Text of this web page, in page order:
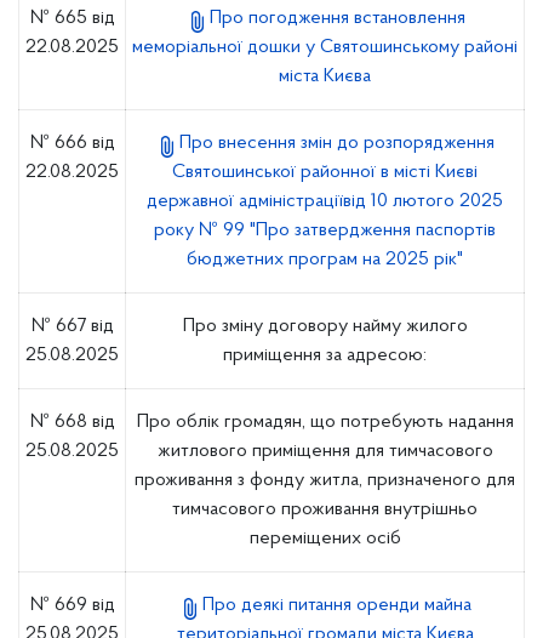
№ 665 від
22.08.2025
Про погодження встановлення
меморіальної дошки у Святошинському районі
міста Києва
№ 666 від
22.08.2025
Про внесення змін до розпорядження
Святошинської районної в місті Києві
державної адміністраціївід 10 лютого 2025
року № 99 "Про затвердження паспортів
бюджетних програм на 2025 рік"
№ 667 від
25.08.2025
Про зміну договору найму жилого
приміщення за адресою:
№ 668 від
25.08.2025
Про облік громадян, що потребують надання
житлового приміщення для тимчасового
проживання з фонду житла, призначеного для
тимчасового проживання внутрішньо
переміщених осіб
№ 669 від
Про деякі питання оренди майна